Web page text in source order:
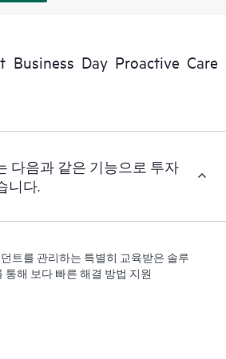
Business Day Proactive Care
다음과 같은 기능으로 투자
니다.
트를 관리하는 특별히 교육받은 솔루
통해 보다 빠른 해결 방법 지원